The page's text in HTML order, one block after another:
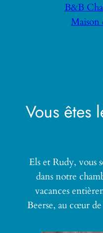
B&B
Maison
Vous êtes
Els et Rudy, vous
dans notre
vacances
Beerse, au cœur